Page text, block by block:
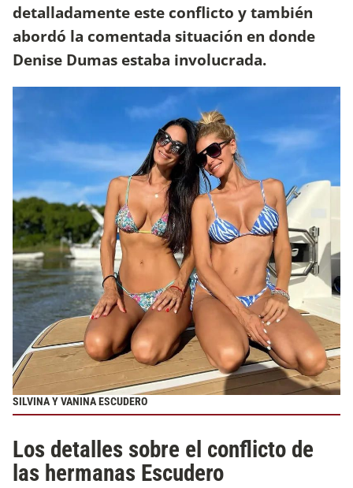
detalladamente este conflicto y también
abordó la comentada situación en donde
Denise Dumas estaba involucrada.
SILVINA Y VANINA ESCUDERO
Los detalles sobre el conflicto de
las hermanas Escudero